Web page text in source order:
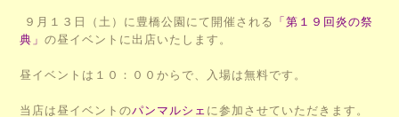
９月１３日（土）に豊橋公園にて開催される 「第１９回炎の祭
典」 の昼イベントに出店いたします。
昼イベントは１０：００からで、入場は無料です。
当店は昼イベントのパンマルシェ に参加させていただきます。